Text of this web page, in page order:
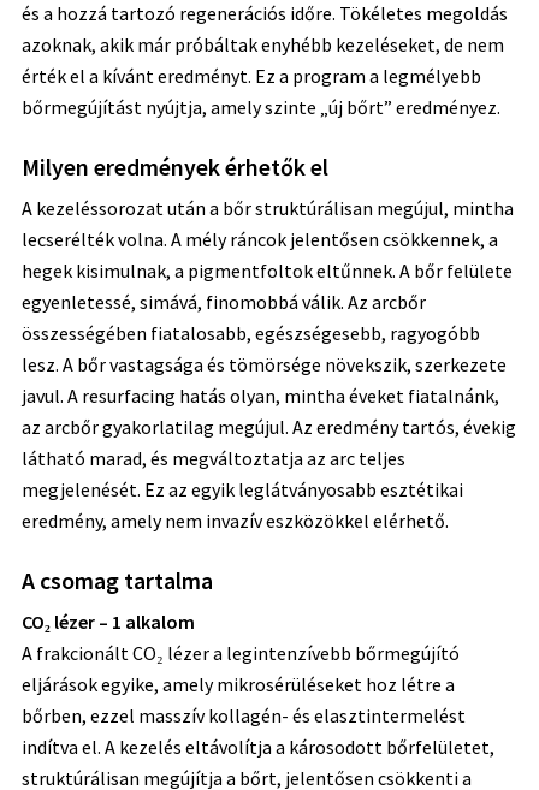
és a hozzá tartozó regenerációs időre. Tökéletes megoldás
azoknak, akik már próbáltak enyhébb kezeléseket, de nem
érték el a kívánt eredményt. Ez a program a legmélyebb
bőrmegújítást nyújtja, amely szinte „új bőrt” eredményez.
Milyen eredmények érhetők el
A kezeléssorozat után a bőr struktúrálisan megújul, mintha
lecserélték volna. A mély ráncok jelentősen csökkennek, a
hegek kisimulnak, a pigmentfoltok eltűnnek. A bőr felülete
egyenletessé, simává, finomobbá válik. Az arcbőr
összességében fiatalosabb, egészségesebb, ragyogóbb
lesz. A bőr vastagsága és tömörsége növekszik, szerkezete
javul. A resurfacing hatás olyan, mintha éveket fiatalnánk,
az arcbőr gyakorlatilag megújul. Az eredmény tartós, évekig
látható marad, és megváltoztatja az arc teljes
megjelenését. Ez az egyik leglátványosabb esztétikai
eredmény, amely nem invazív eszközökkel elérhető.
A csomag tartalma
CO₂ lézer – 1 alkalom
A frakcionált CO₂ lézer a legintenzívebb bőrmegújító
eljárások egyike, amely mikrosérüléseket hoz létre a
bőrben, ezzel masszív kollagén- és elasztintermelést
indítva el. A kezelés eltávolítja a károsodott bőrfelületet,
struktúrálisan megújítja a bőrt, jelentősen csökkenti a